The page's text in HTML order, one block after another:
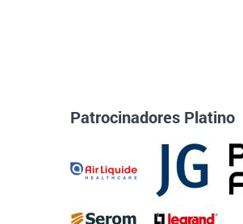
Patrocinadores Platino